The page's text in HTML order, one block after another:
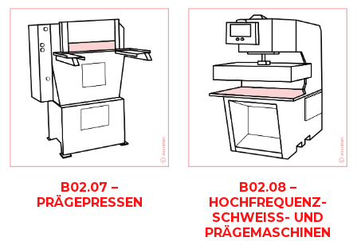
B02.07 –
PRÄGEPRESSEN
B02.08 –
HOCHFREQUENZ-
SCHWEISS- UND P
RÄGEMASCHINEN